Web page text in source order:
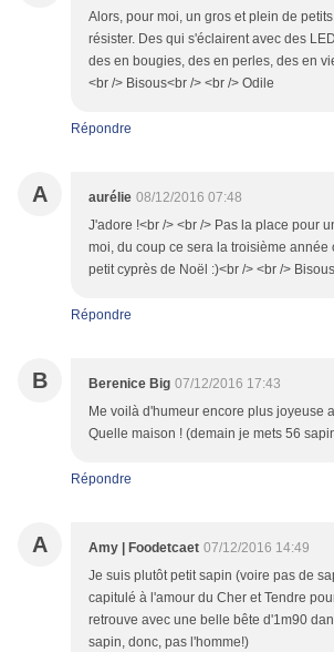
Alors, pour moi, un gros et plein de
résister. Des qui s'éclairent avec des
des en bougies, des en perles, des en
<br /> Bisous<br /> <br /> Odile
Répondre
A aurélie 08/12/2016 07:48
J'adore !<br /> <br /> Pas la place pour
moi, du coup ce sera la troisième année
petit cyprès de Noël :)<br /> <br /> Bisous
Répondre
B Berenice Big 07/12/2016 17:43
Me voilà d'humeur encore plus joyeuse
Quelle maison ! (demain je mets 56
Répondre
A Amy | Foodetcaet 07/12/2016 14:49
Je suis plutôt petit sapin (voire pas de
capitulé à l'amour du Cher et Tendre
retrouve avec une belle bête d'1m90
sapin, donc, pas l'homme!)